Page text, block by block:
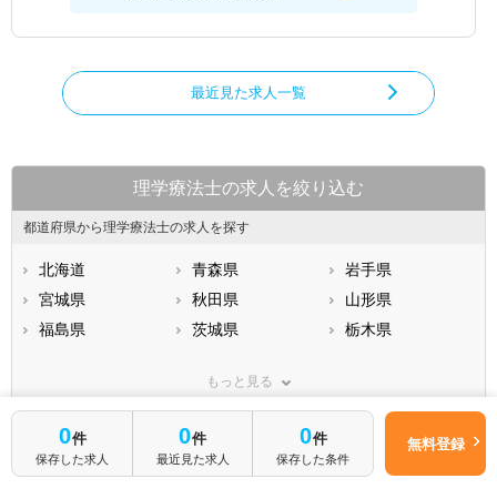
最近見た求人一覧
0件
保存した求人
0件
最近見た求人
0件
保存した条件
無料登録
理学療法士の求人を絞り込む
都道府県から理学療法士の求人を探す
北海道 青森県
岩手県
宮城県
秋田県
山形県
福島県
茨城県
栃木県
神奈川県
富山県
石川県
福井県
岐阜県
静岡県
愛知県 三重県
もっと見る
市区町村から理学療法士の求人を探す
東京都23区すべて